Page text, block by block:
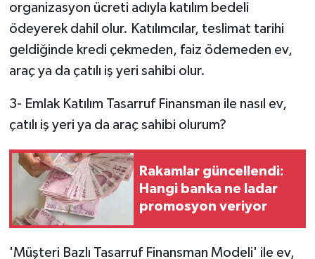
organizasyon ücreti adıyla katılım bedeli
ödeyerek dahil olur. Katılımcılar, teslimat tarihi
geldiğinde kredi çekmeden, faiz ödemeden ev,
araç ya da çatılı iş yeri sahibi olur.
3- Emlak Katılım Tasarruf Finansman ile nasıl ev,
çatılı iş yeri ya da araç sahibi olurum?
Rakamlar güncellendi:
Hangi banka ne ladar
promosyon veriyor
'Müşteri Bazlı Tasarruf Finansman Modeli' ile ev,